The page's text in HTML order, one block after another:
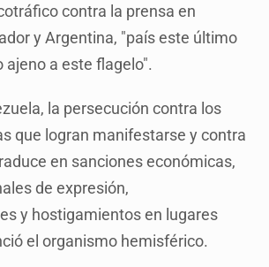
contra la prensa en
y Argentina, "país este último
ajeno a este flagelo".
la persecución contra los
que logran manifestarse y contra
en sanciones económicas,
de expresión,
y hostigamientos en lugares
el organismo hemisférico.